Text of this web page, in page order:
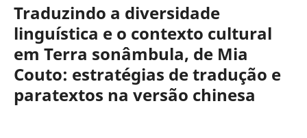
Traduzindo a diversidade
linguística e o contexto cultural
em Terra sonâmbula, de Mia
Couto: estratégias de tradução e
paratextos na versão chinesa